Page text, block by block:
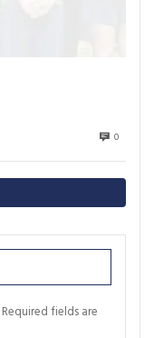
0
Required fields are